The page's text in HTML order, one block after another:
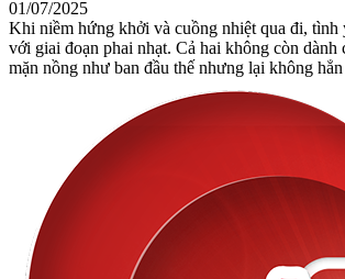
01/07/2025
Khi niềm hứng khởi và cuồng nhiệt qua đi, tình
với giai đoạn phai nhạt. Cả hai không còn dành
mặn nồng như ban đầu thế nhưng lại không